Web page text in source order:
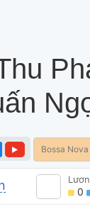
Bossa Nova
0